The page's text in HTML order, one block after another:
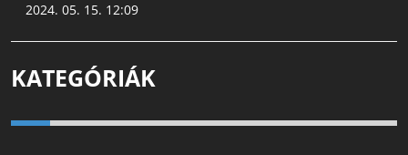
2024. 05. 15. 12:09
KATEGÓRIÁK